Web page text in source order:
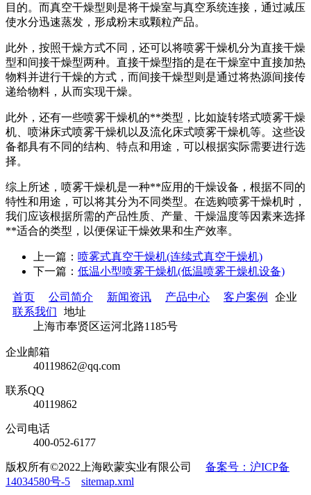
目的。而真空干燥型则是将干燥室与真空系统连接，通过减压
使水分迅速蒸发，形成粉末或颗粒产品。
此外，按照干燥方式不同，还可以将喷雾干燥机分为直接干燥
型和间接干燥型两种。直接干燥型指的是在干燥室中直接加热
物料并进行干燥的方式，而间接干燥型则是通过将热源间接传
递给物料，从而实现干燥。
此外，还有一些喷雾干燥机的**类型，比如旋转塔式喷雾干燥
机、喷淋床式喷雾干燥机以及流化床式喷雾干燥机等。这些设
备都具有不同的结构、特点和用途，可以根据实际需要进行选
择。
综上所述，喷雾干燥机是一种**应用的干燥设备，根据不同的
特性和用途，可以将其分为不同类型。在选购喷雾干燥机时，
我们应该根据所需的产品性质、产量、干燥温度等因素来选择
**适合的类型，以便保证干燥效果和生产效率。
上一篇： 喷雾式真空干燥机(连续式真空干燥机)
下一篇： 低温小型喷雾干燥机(低温喷雾干燥机设备)
首页 公司简介 新闻资讯 产品中心
客户案例
联系我们
企业
地址
上海市奉贤区运河北路1185号
企业邮箱
40119862@qq.com
联系QQ
40119862
公司电话
400-052-6177
版权所有©2022上海欧蒙实业有限公司 备案号：沪ICP备
14034580号-5
sitemap.xml